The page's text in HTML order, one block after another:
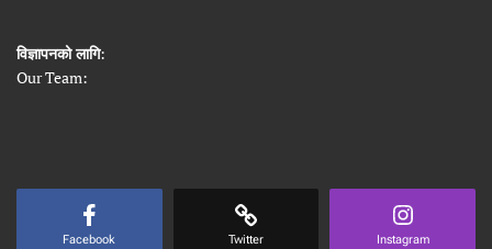
विज्ञापनको लागि:
Our Team:
Facebook Twitter Instagram